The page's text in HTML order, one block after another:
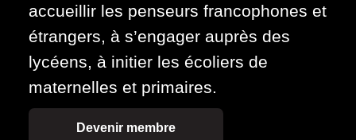
accueillir les penseurs francophones et
étrangers, à s’engager auprès des
lycéens, à initier les écoliers de
maternelles et primaires.
Devenir membre